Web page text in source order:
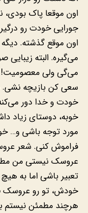
اون موقعا پاک بودی،
جورایی خودت رو
اون موقع گذشته.
می‌گیره. البته
می‌گی ولی معصومیت!
سعی کن بازیچه نشی.
خودت و خدا دور
خوبه، دوستای زیاد
مورد توجه باشی و…
فراموش کنی. شعر
عروسک نیستی من
تعبیر باشی اما به
خودش، تو رو عروسک
هرچند مطمئن نیستم